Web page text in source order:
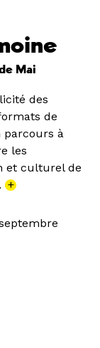
Mai
des
de
parcours à
les
et culturel de
+